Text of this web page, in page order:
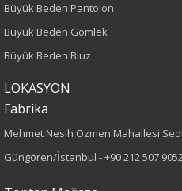
Boy
90
Paça Tipi
Dar Paça
Büyük Beden Pantolon
Büyük Beden Gömlek
Büyük Beden Bluz
LOKASYON
Fabrika
Mehmet Nesih Özmen Mahallesi
Güngören/İstanbul -+90 212 507